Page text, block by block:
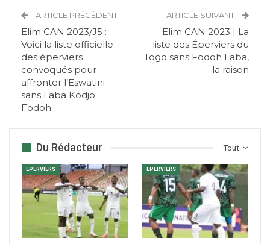
ARTICLE PRÉCÉDENT
Elim CAN 2023/J5 :
Voici la liste officielle
des éperviers
convoqués pour
affronter l’Eswatini
sans Laba Kodjo
Fodoh
ARTICLE SUIVANT
Elim CAN 2023 | La
liste des Éperviers du
Togo sans Fodoh Laba,
la raison
Tout
Du Rédacteur
EPERVIERS EPERVIERS